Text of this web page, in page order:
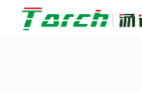
跳